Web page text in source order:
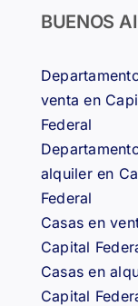
BUENOS
venta en
Federal
alquiler en
Federal
Casas en
Capital
Casas en
Capital